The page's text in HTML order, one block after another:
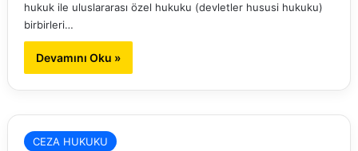
hukuk ile uluslararası özel hukuku (devletler hususi hukuku)
birbirleri…
Devamını Oku »
CEZA HUKUKU